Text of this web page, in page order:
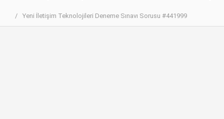
Yeni İletişim Teknolojileri Deneme Sınavı Sorusu #441999